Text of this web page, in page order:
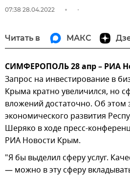
07:38 28.04.2022
Читать в МАКС
СИМФЕРОПОЛЬ 28 апр – РИА
Запрос на инвестирование в
Крыма кратно увеличился, но
вложений достаточно. Об этом
экономического развития
Шеряко в ходе пресс-
РИА Новости Крым.
"Я бы выделил сферу услуг.
— можно в эту сферу